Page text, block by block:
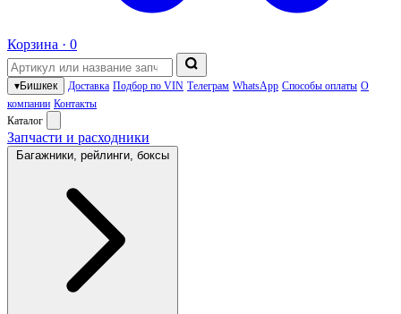
Корзина · 0
▾Бишкек Доставка Подбор по VIN Телеграм WhatsApp Способы оплаты О
компании Контакты
Каталог
Запчасти и расходники
Багажники, рейлинги, боксы